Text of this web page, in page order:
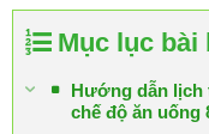
Mục lục bài
Hướng dẫn lịch
chế độ ăn uống